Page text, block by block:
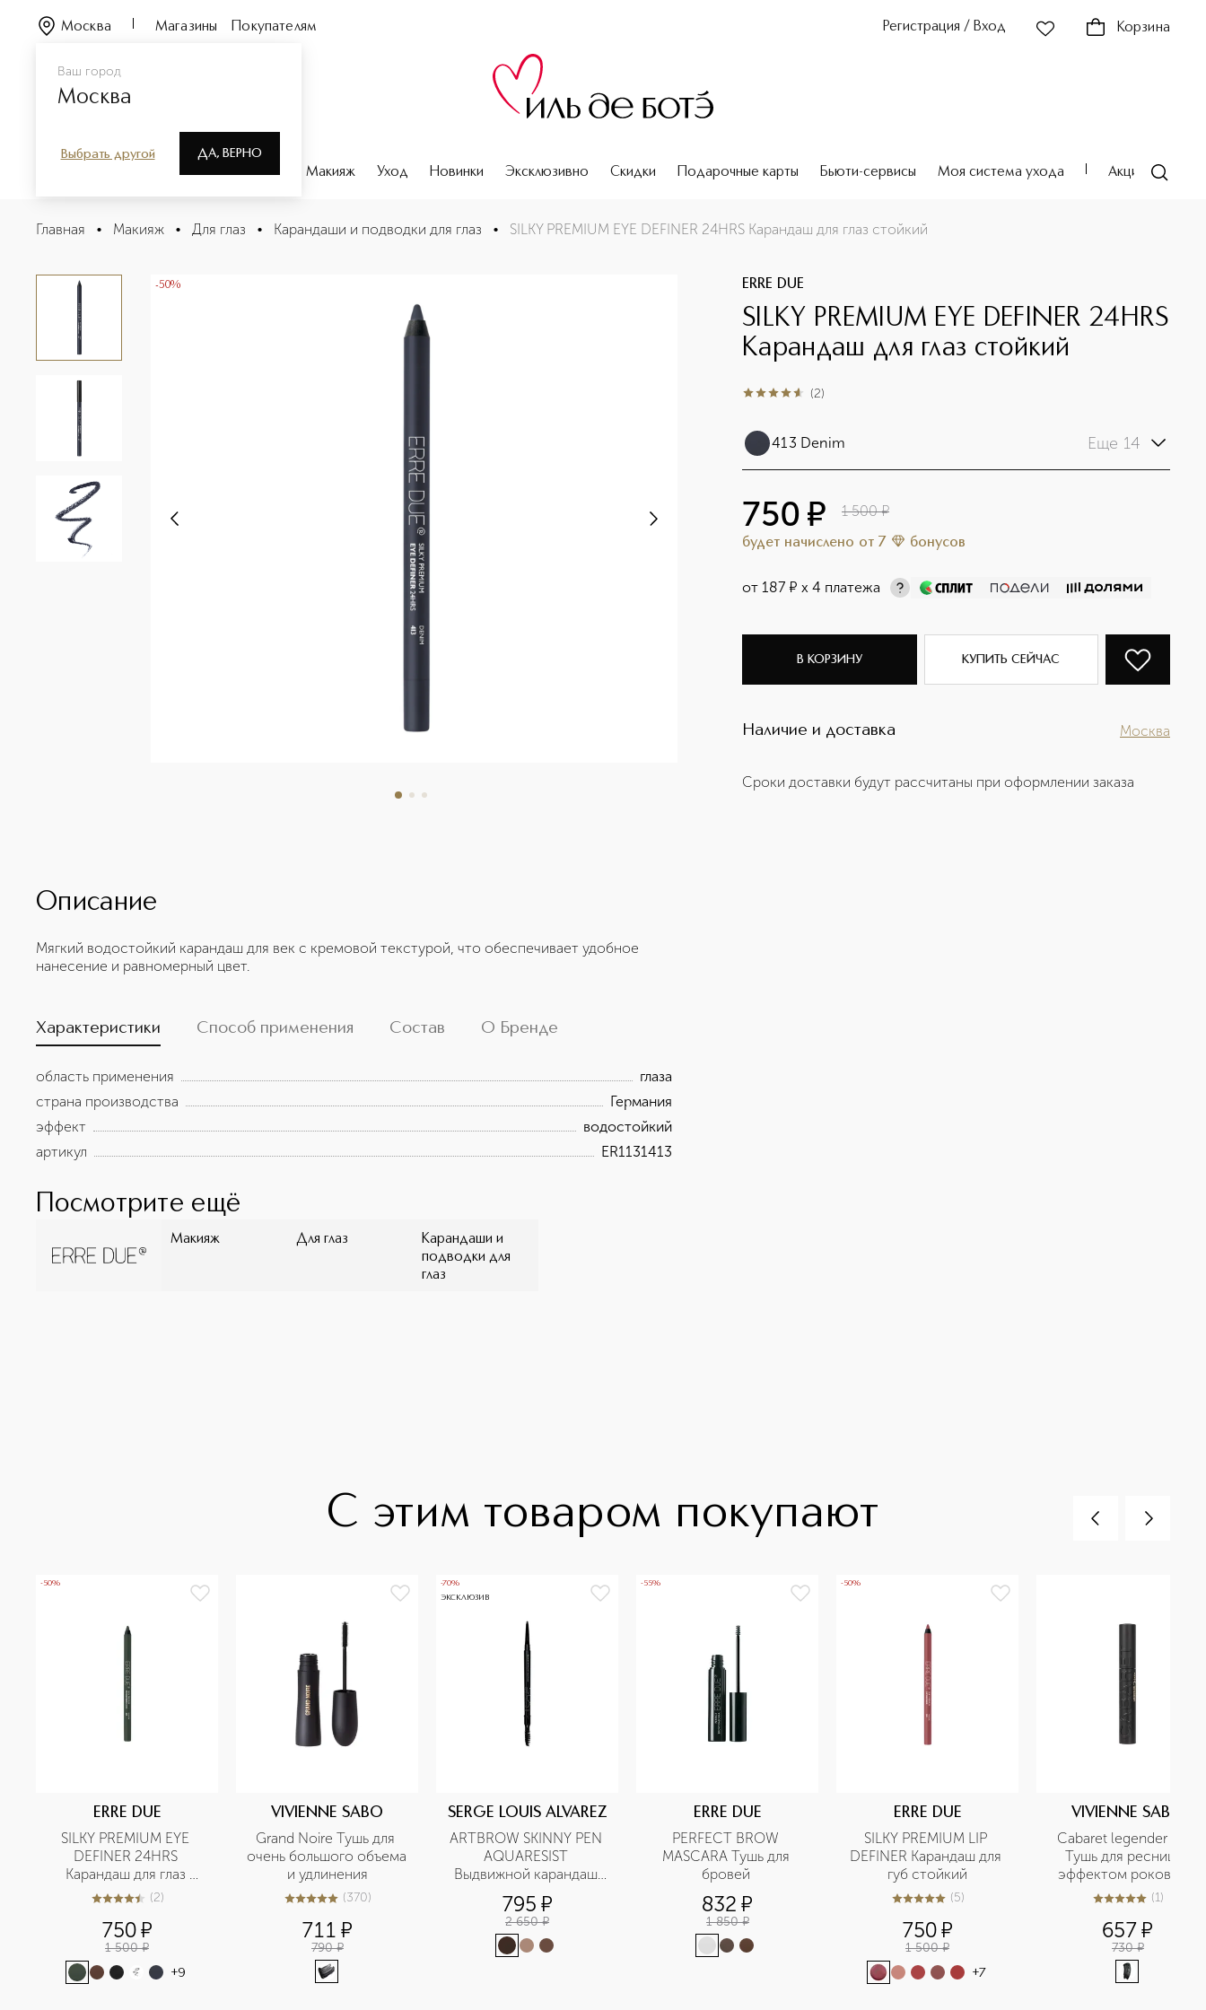
Ваш город
Москва
Выбрать другой ДА, ВЕРНО
Москва Магазины Покупателям Регистрация / Вход Корзина
Парфюмерия Макияж Уход Новинки Эксклюзивно Скидки Подарочные карты Бьюти-сервисы Моя система ухода Акции
SILKY PREMIUM EYE DEFINER 24HRS Карандаш для глаз стойкий
Описание
Главная • Макияж • Для глаз • Карандаши и подводки для глаз • SILKY PREMIUM EYE DEFINER 24HRS Карандаш для глаз стойкий
-50% ERRE DUE
SILKY PREMIUM EYE DEFINER 24HRS
Карандаш для глаз стойкий
4.5из 52 (2)
413 Denim Еще 14
750 ¤ 1 500 ¤
будет начислено от 7 бонусов
от 187 ¤ х 4 платежа
В КОРЗИНУ КУПИТЬ СЕЙЧАС
Наличие и доставка Москва
Сроки доставки будут рассчитаны при оформлении заказа
Описание
Мягкий водостойкий карандаш для век с кремовой текстурой, что обеспечивает удобное
нанесение и равномерный цвет.
Характеристики Способ применения Состав О Бренде
область применения
глаза
страна производства
Германия
эффект
водостойкий
артикул
ER1131413
Посмотрите ещё
Макияж Для глаз
Карандаши и
подводки для
глаз
С этим товаром покупают
-50%
ERRE DUE
SILKY PREMIUM EYE
DEFINER 24HRS
Карандаш для глаз
стойкий
4.5из52 (2)
750¤
1 500 ¤
+9
VIVIENNE SABO
Grand Noire Тушь для
очень большого объема
и удлинения
4.9из5370 (370)
711 ¤
790 ¤
-70%
ЭКСКЛЮЗИВ
SERGE LOUIS ALVAREZ
ARTBROW SKINNY PEN
AQUARESIST
Выдвижной карандаш
для бровей
водостойкий
795 ¤
2 650 ¤
-55%
ERRE DUE
PERFECT BROW
MASCARA Тушь для
832 ¤
1 850 ¤
-50%
ERRE DUE
SILKY PREMIUM LIP
DEFINER Карандаш для
губ стойкий
5из 55 (5)
750¤
1 500 ¤
+7
VIVIENNE SABO
Cabaret legender noir
Тушь для ресниц с
эффектом рокового
объема
5из 51 (1)
657¤
730 ¤